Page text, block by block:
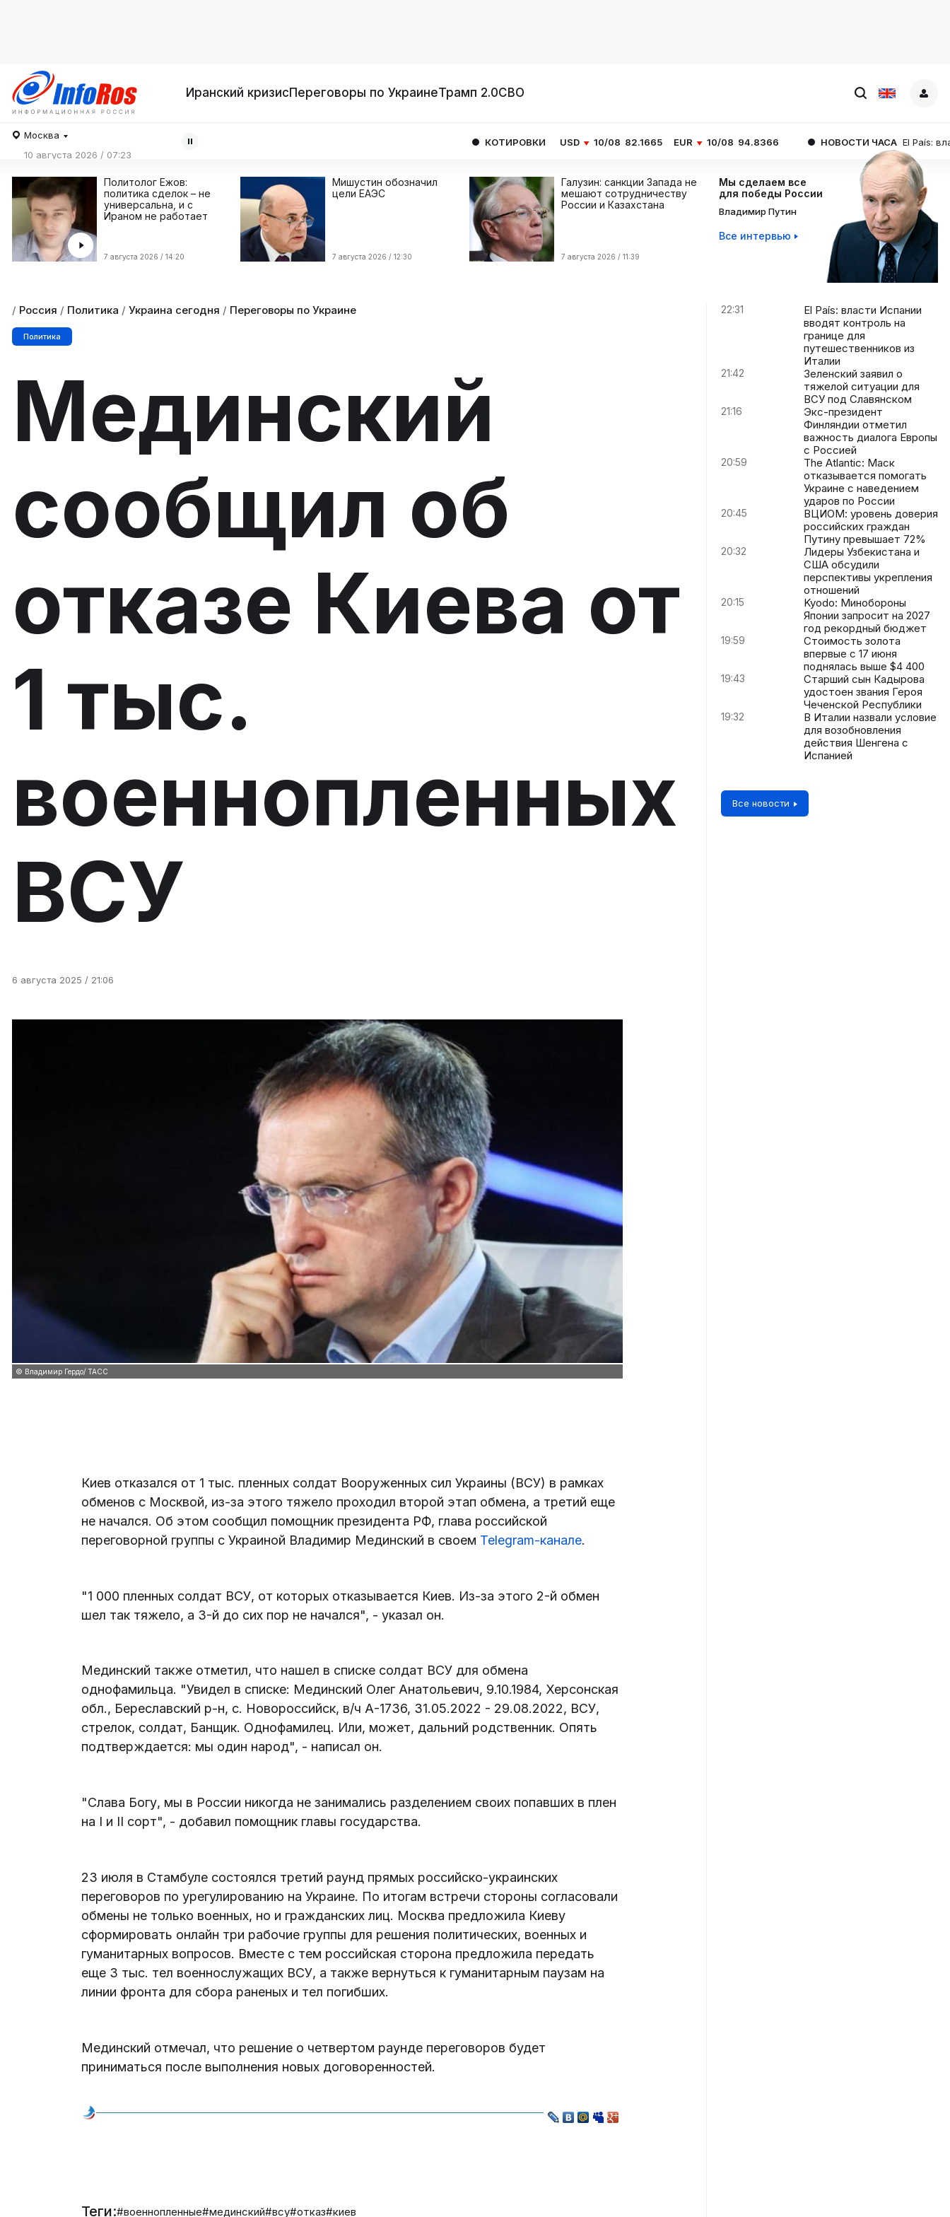
Иранский кризисПереговоры по УкраинеТрамп 2.0СВО
Москва
10 августа 2026 / 07:23
КОТИРОВКИ USD 10/08 82.1665 EUR 10/08 94.8366 НОВОСТИ ЧАСА El País: власти
Политолог Ежов:
политика сделок – не
универсальна, и с
Ираном не работает
7 августа 2026 / 14:20
Мишустин обозначил
цели ЕАЭС
7 августа 2026 / 12:30
Галузин: санкции Запада не
мешают сотрудничеству
России и Казахстана
7 августа 2026 / 11:39
Мы сделаем все
для победы России
Владимир Путин
Все интервью
/ Россия / Политика / Украина сегодня / Переговоры по Украине
Политика
Мединский
сообщил об
отказе Киева от
1 тыс.
военнопленных
ВСУ
6 августа 2025 / 21:06
© Владимир Гердо/ ТАСС
Киев отказался от 1 тыс. пленных солдат Вооруженных сил Украины (ВСУ) в рамках
обменов с Москвой, из-за этого тяжело проходил второй этап обмена, а третий еще
не начался. Об этом сообщил помощник президента РФ, глава российской
переговорной группы с Украиной Владимир Мединский в своем Telegram-канале.
"1 000 пленных солдат ВСУ, от которых отказывается Киев. Из-за этого 2-й обмен
шел так тяжело, а 3-й до сих пор не начался", - указал он.
Мединский также отметил, что нашел в списке солдат ВСУ для обмена
однофамильца. "Увидел в списке: Мединский Олег Анатольевич, 9.10.1984, Херсонская
обл., Береславский р-н, с. Новороссийск, в/ч А-1736, 31.05.2022 - 29.08.2022, ВСУ,
стрелок, солдат, Банщик. Однофамилец. Или, может, дальний родственник. Опять
подтверждается: мы один народ", - написал он.
"Слава Богу, мы в России никогда не занимались разделением своих попавших в плен
на I и II сорт", - добавил помощник главы государства.
23 июля в Стамбуле состоялся третий раунд прямых российско-украинских
переговоров по урегулированию на Украине. По итогам встречи стороны согласовали
обмены не только военных, но и гражданских лиц. Москва предложила Киеву
сформировать онлайн три рабочие группы для решения политических, военных и
гуманитарных вопросов. Вместе с тем российская сторона предложила передать
еще 3 тыс. тел военнослужащих ВСУ, а также вернуться к гуманитарным паузам на
линии фронта для сбора раненых и тел погибших.
Мединский отмечал, что решение о четвертом раунде переговоров будет
приниматься после выполнения новых договоренностей.
Теги:#военнопленные#мединский#всу#отказ#киев
22:31
El País: власти Испании
вводят контроль на
границе для
путешественников из
Италии
21:42
Зеленский заявил о
тяжелой ситуации для
ВСУ под Славянском
21:16
Экс-президент
Финляндии отметил
важность диалога Европы
с Россией
20:59
The Atlantic: Маск
отказывается помогать
Украине с наведением
ударов по России
20:45
ВЦИОМ: уровень доверия
российских граждан
Путину превышает 72%
20:32
Лидеры Узбекистана и
США обсудили
перспективы укрепления
отношений
20:15
Kyodo: Минобороны
Японии запросит на 2027
год рекордный бюджет
19:59
Стоимость золота
впервые с 17 июня
поднялась выше $4 400
19:43
Старший сын Кадырова
удостоен звания Героя
Чеченской Республики
19:32
В Италии назвали условие
для возобновления
действия Шенгена с
Испанией
Все новости